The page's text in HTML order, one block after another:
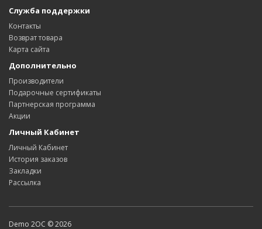
Служба поддержки
Контакты
Возврат товара
Карта сайта
Дополнительно
Производители
Подарочные сертификаты
Партнерская программа
Акции
Личный Кабинет
Личный Кабинет
История заказов
Закладки
Рассылка
Demo 2OC © 2026